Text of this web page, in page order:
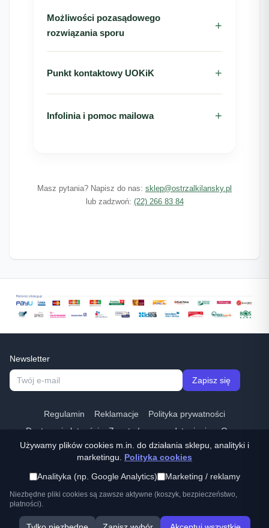
Możliwości pozasądowego
rozwiązania sporu
Punkt kontaktowy UOKiK
Infolinia i pomoc mailowa
Masz pytania? Napisz do nas: sklep@ostrzalkilansky.pl
lub zadzwoń: (22) 266 83 84
Newsletter
Zapisz się
Regulamin Reklamacje
Polityka prywatności
Dostawa i płatności
Zwroty / prawo odstapienia
O nas
Kontakt
Odstąp od umowy
Tel: (22) 266 83 84
© Ostrzalkilansky.pl ·
sklep@ostrzalkilansky.pl
Używamy plików cookies m.in. do działania sklepu, analityki i
marketingu. Polityka cookies
Analityka (np. Google Analytics)
Marketing / reklamy
Niezbędne pliki cookies są zawsze aktywne (koszyk, bezpieczeństwo,
płatności).